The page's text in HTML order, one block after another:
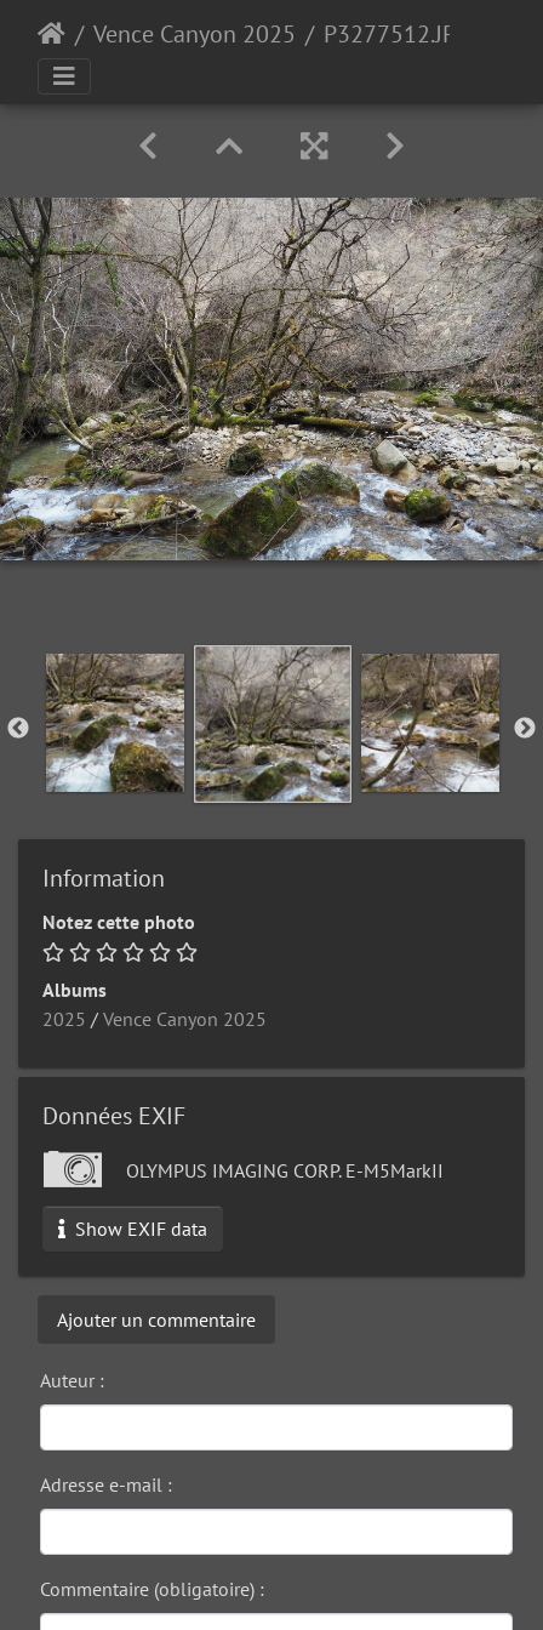
Vence Canyon 2025 P3277512.JPG
Information
Notez cette photo
Albums
2025 / Vence Canyon 2025
Données EXIF
OLYMPUS IMAGING CORP. E-M5MarkII
Show EXIF data
Ajouter un commentaire
Auteur :
Adresse e-mail :
Commentaire (obligatoire) :